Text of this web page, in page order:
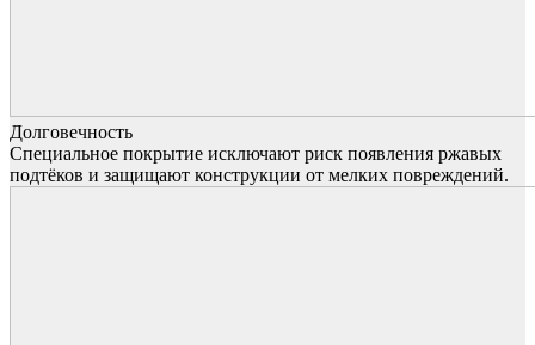
Долговечность
Специальное покрытие исключают риск появления ржавых
подтёков и защищают конструкции от мелких повреждений.